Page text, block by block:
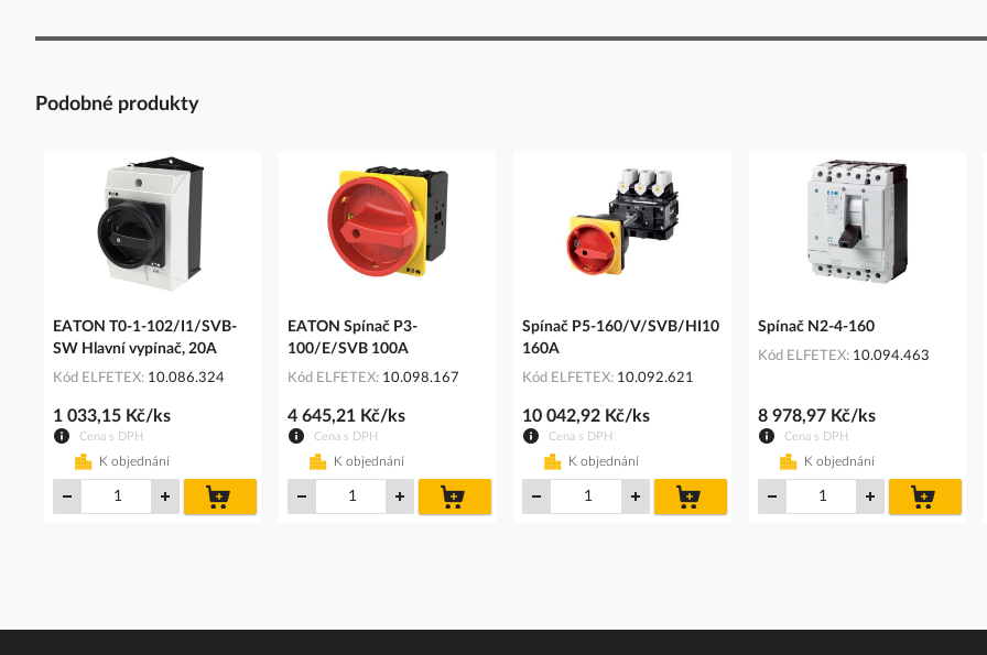
Podobné produkty
EATON T0-1-102/I1/SVB-
SW Hlavní vypínač, 20A
Kód ELFETEX 10.086.324
Cena s DPH
1 033,15 Kč/ks
K objednání
košíku
EATON Spínač P3-
100/E/SVB 100A
Kód ELFETEX 10.098.167
Cena s DPH
4 645,21 Kč/ks
K objednání
košíku
Spínač P5-160/V/SVB/HI10
160A
Kód ELFETEX 10.092.621
Cena s DPH
10 042,92 Kč/ks
K objednání
košíku
Spínač N2-4-160
Kód ELFETEX 10.094.463
Cena s DPH
8 978,97 Kč/ks
K objednání
košíku